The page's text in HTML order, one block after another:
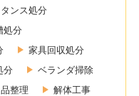
タンス処分
処分
家具回収処分
分
ベランダ掃除
整理
解体工事